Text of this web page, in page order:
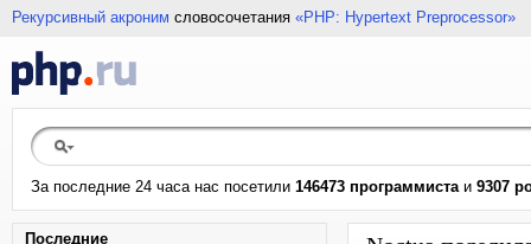
Рекурсивный акроним словосочетания «PHP: Hypertext Preprocessor»
За последние 24 часа нас посетили 146473 программистаи 9307
Последние